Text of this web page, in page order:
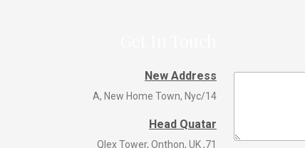
New Address
14/A, New Home Town, Nyc
Head Quatar
71, Qlex Tower, Onthon, UK